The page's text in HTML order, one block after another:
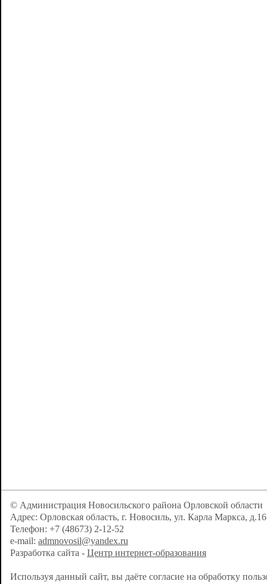
© Администрация Новосильского района Орловской области
Адрес: Орловская область, г. Новосиль, ул. Карла Маркса, д.16
Телефон: +7 (48673) 2-12-52
e-mail: admnovosil@yandex.ru
Разработка сайта - Центр интернет-образования
Используя данный сайт, вы даёте согласие на обработку